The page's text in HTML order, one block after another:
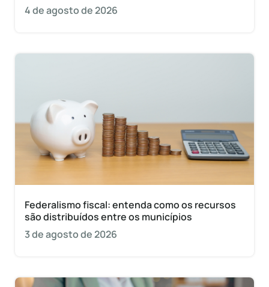
4 de agosto de 2026
Federalismo fiscal: entenda como os recursos
são distribuídos entre os municípios
3 de agosto de 2026